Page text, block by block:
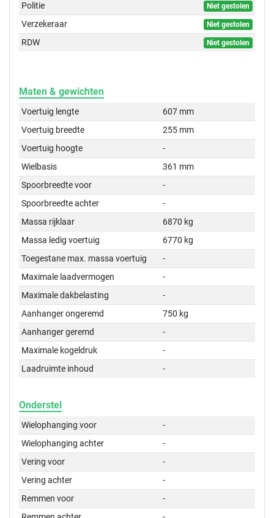
Politie
Niet gestolen
Verzekeraar Niet gestolen
RDW Niet gestolen
Maten & gewichten
Voertuig lengte
607 mm
Voertuig breedte
255 mm
Voertuig hoogte
-
Wielbasis
361 mm
Spoorbreedte voor
-
Spoorbreedte achter
-
Massa rijklaar
6870 kg
Massa ledig voertuig
6770 kg
Toegestane max. massa voertuig
-
Maximale laadvermogen
-
Maximale dakbelasting
-
Aanhanger ongeremd
750 kg
Aanhanger geremd
-
Maximale kogeldruk
-
Laadruimte inhoud
-
Onderstel
Wielophanging voor
-
Wielophanging achter
-
Vering voor
-
Vering achter
-
Remmen voor
-